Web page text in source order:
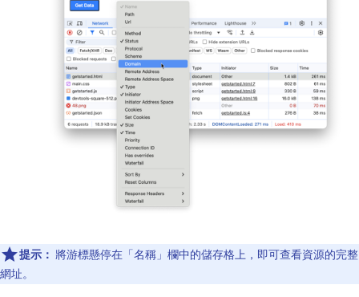
提示： 將游標懸停在「名稱」 欄中的儲存格上，即可查看資源的完整
網址。